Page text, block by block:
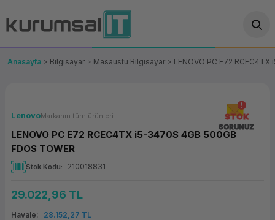
Geri Dön
Geri Dön
OT/VT Ürünleri
Fiş Yazıcı
(Firewall)
Geri Dön
Makinesi
Geri Dön
Çözümleri
Geri Dön
Geri Dön
Bağlantı
Yedekleme
Geri Dön
Ürünler
Paketi
Anasayfa Bilgisayar Masaüstü Bilgisayar LENOVO PC E72
STOK
SORUNUZ
LenovoMarkanın tüm ürünleri
LENOVO PC E72 RCEC4TX i5-3470S 4GB 500GB
FDOS TOWER
Stok Kodu 210018831
29.022,96 TL
Havale
28.152,27 TL